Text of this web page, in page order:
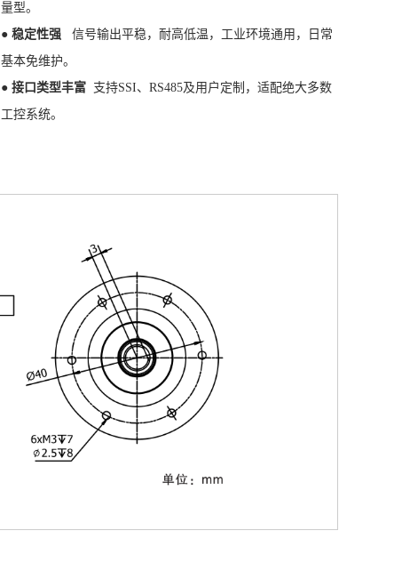
量型。
● 稳定性强 信号输出平稳， 耐高低温，工业环境通用，日常
基本免维护。
● 接口类型丰富 支持SSI、RS485及用户定制，适配绝大多数
工控系统。